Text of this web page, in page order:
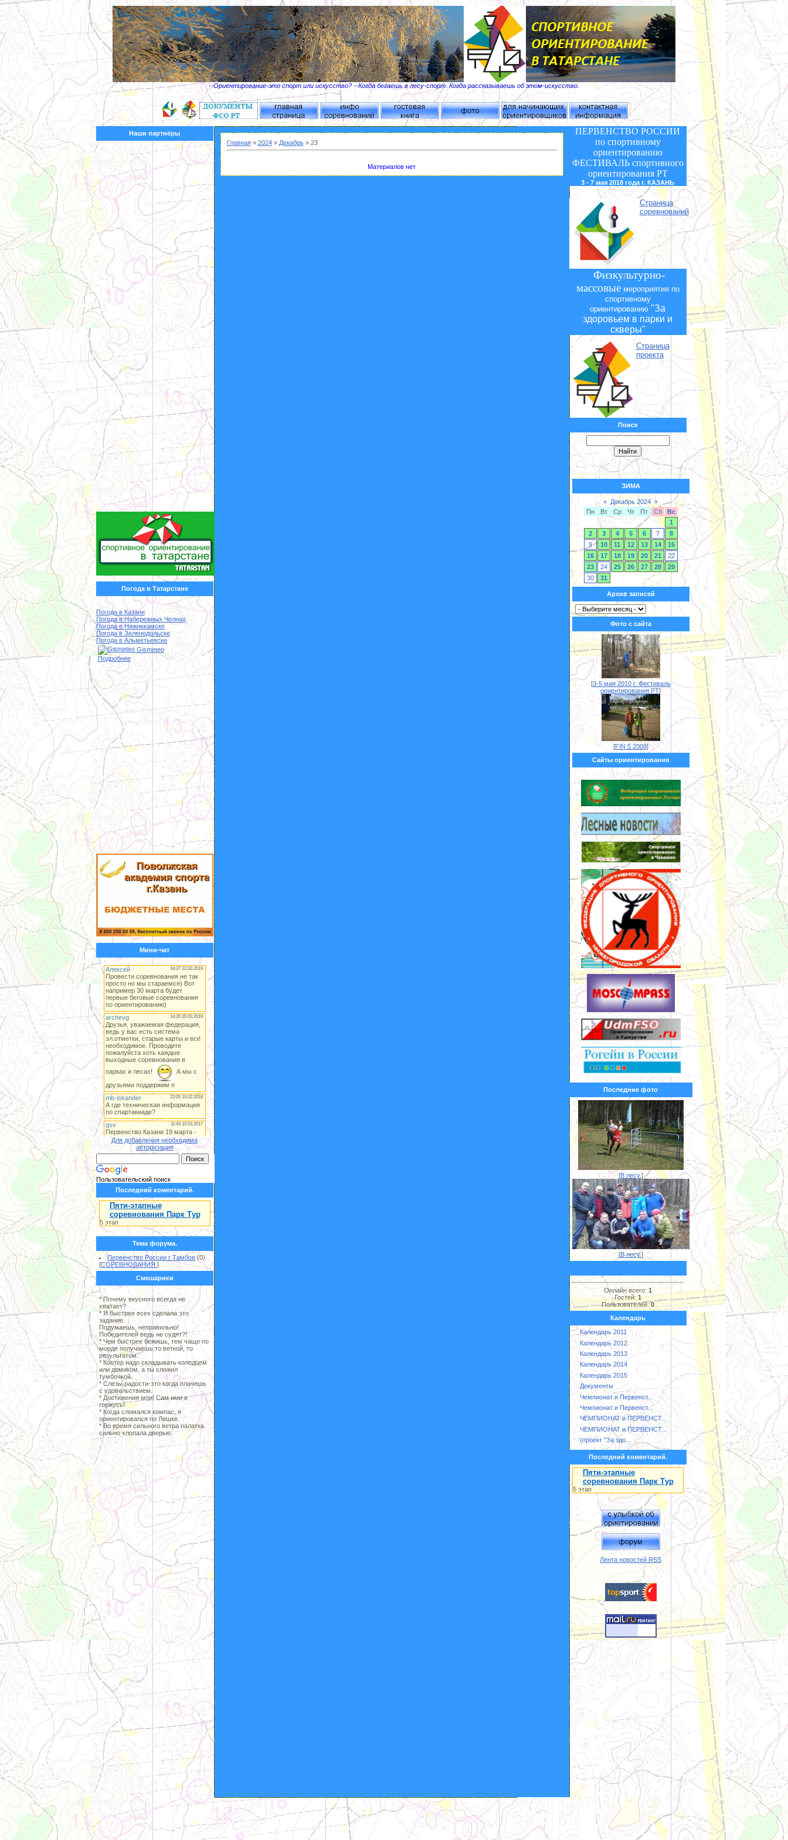
--Ориентирование-это спорт или искусство? --Когда бегаешь в лесу-спорт. Когда рассказываешь об этом-искусство.
Наши партнёры
Погода в Татарстане
Погода в Казани
Погода в Набережных Челнах
Погода в Нижнекамске
Погода в Зеленодольске
Погода в Альметьевске
Gismeteo
Подробнее
Мини-чат
Для добавления необходима
авторизация
Пользовательский поиск
Последний коментарий.
Пяти-этапные
соревнования Парк Тур
5 этап
Тема форума.
Первенство России г Тамбов (0)
[СОРЕВНОВАНИЯ.]
Смешарики
* Почему вкусного всегда не
хватает?
* Я быстрее всех сделала это
задание.
Подумаешь, неправильно!
Победителей ведь не судят?!
* Чем быстрее бежишь, тем чаще по
морде получаешь:то веткой, то
результатом.
* Костер надо складывать колодцем
или домиком, а ты сложил
тумбочкой.
* Слезы радости-это когда плачешь
с удовольствием.
* Достижения мои! Сам ими и
горжусь!
* Когда сломался компас, я
ориентировался по Лешке.
* Во время сильного ветра палатка
сильно хлопала дверью.
Главная» 2024 » Декабрь » 23
Материалов нет
ПЕРВЕНСТВО РОССИИ
по спортивному
ориентированию
ФЕСТИВАЛЬ спортивного
ориентирования РТ
3 - 7 мая 2018 года г. КАЗАНЬ
Страница
соревнований
Физкультурно-
массовыемероприятия по
спортивному
ориентированию "За
здоровьем в парки и
скверы"
Страница
проекта
Поиск
ЗИМА
« Декабрь 2024 »
Пн
Вт Ср Чт Пт Сб
Вс
1
2
3 4 5 6 7
8
9
10 11 12 13 14
15
16
17 18 19 20 21
22
23
24 25 26 27 28
29
30
31
Архив записей
Фото с сайта
[3-5 мая 2010 г. Фестиваль
ориентирования РТ]
[FIN 5 2008]
Сайты ориентирования
Последние фото
[В лесу.]
[В лесу.]
Онлайн всего: 1
Гостей:1
Пользователей:0
Календарь
Календарь 2011
Календарь 2012
Календарь 2013
Календарь 2014
Календарь 2015
Документы
Чемпионат и Первенст...
Чемпионат и Первенст...
ЧЕМПИОНАТ и ПЕРВЕНСТ...
ЧЕМПИОНАТ и ПЕРВЕНСТ...
(проект "За здо...
Последний коментарий.
Пяти-этапные
соревнования Парк Тур
5 этап
Лента новостей RSS